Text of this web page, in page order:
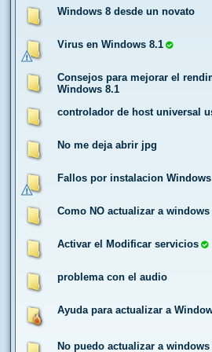
Windows 8 desde un novato
Virus en Windows 8.1
Consejos para mejorar el
Windows 8.1
controlador de host universal
No me deja abrir jpg
Fallos por instalacion Windows
Como NO actualizar a windows
Activar el Modificar servicios
problema con el audio
Ayuda para actualizar a
No puedo actualizar a windows